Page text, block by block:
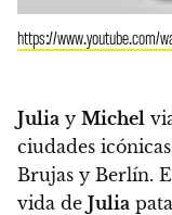
https://www.youtube.com/
Julia y Michel
ciudades
Brujas y Berlín.
vida de Julia